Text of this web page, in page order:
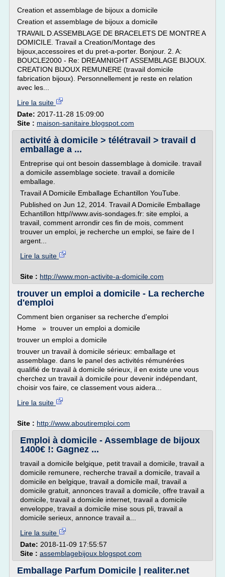
Creation et assemblage de bijoux a domicile
Creation et assemblage de bijoux a domicile
TRAVAIL D.ASSEMBLAGE DE BRACELETS DE MONTRE A
DOMICILE. Travail a Creation/Montage des
bijoux,accessoires et du pret-a-porter. Bonjour. 2. A:
BOUCLE2000 - Re: DREAMNIGHT ASSEMBLAGE BIJOUX.
CREATION BIJOUX REMUNERE (travail domicile
fabrication bijoux). Personnellement je reste en relation
avec les...
Lire la suite
Date: 2017-11-28 15:09:00
Site : maison-sanitaire.blogspot.com
activité à domicile > télétravail > travail d
emballage a ...
Entreprise qui ont besoin dassemblage à domicile. travail
a domicile assemblage societe. travail a domicile
emballage.
Travail A Domicile Emballage Echantillon YouTube.
Published on Jun 12, 2014. Travail A Domicile Emballage
Echantillon http//www.avis-sondages.fr: site emploi, a
travail, comment arrondir ces fin de mois, comment
trouver un emploi, je recherche un emploi, se faire de l
argent...
Lire la suite
Site : http://www.mon-activite-a-domicile.com
trouver un emploi a domicile - La recherche
d'emploi
Comment bien organiser sa recherche d'emploi
Home » trouver un emploi a domicile
trouver un emploi a domicile
trouver un travail à domicile sérieux: emballage et
assemblage. dans le panel des activités rémunérées
qualifié de travail à domicile sérieux, il en existe une vous
cherchez un travail à domicile pour devenir indépendant,
choisir vos faire, ce classement vous aidera...
Lire la suite
Site : http://www.aboutiremploi.com
Emploi à domicile - Assemblage de bijoux
1400€ !: Gagnez ...
travail a domicile belgique, petit travail a domicile, travail a
domicile remunere, recherche travail a domicile, travail a
domicile en belgique, travail a domicile mail, travail a
domicile gratuit, annonces travail a domicile, offre travail a
domicile, travail a domicile internet, travail a domicile
enveloppe, travail a domicile mise sous pli, travail a
domicile serieux, annonce travail a...
Lire la suite
Date: 2018-11-09 17:55:57
Site : assemblagebijoux.blogspot.com
Emballage Parfum Domicile | realiter.net